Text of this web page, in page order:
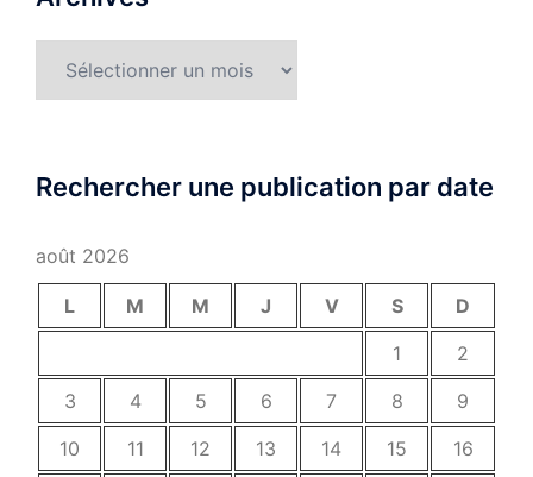
Rechercher une publication par date
août 2026
L M M J V S
D
1
2
3
4 5 6 7 8
9
10
11 12 13 14 15
16